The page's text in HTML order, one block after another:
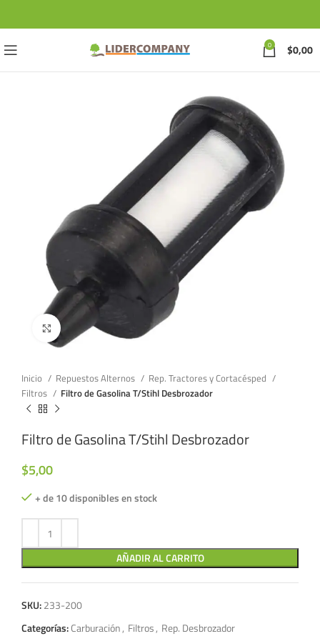
0 $0,00
Click to enlarge
Inicio Repuestos Alternos
Rep. Tractores y Cortacésped
Filtros
Filtro de Gasolina T/Stihl Desbrozador
Filtro de Gasolina T/Stihl Desbrozador
$5,00
+ de 10 disponibles en stock
AÑADIR AL CARRITO
SKU:233-200
Categorías:Carburación, Filtros, Rep. Desbrozador